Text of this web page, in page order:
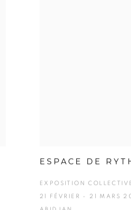
ESPACE DE
EXPOSITION
21 FÉVRIER - 21 MARS